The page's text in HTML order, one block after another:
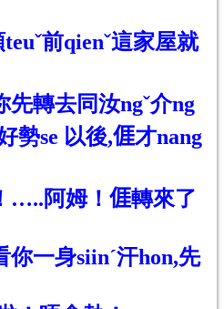
ˇ前qienˇ這家屋就
先轉去同汝ngˇ介ng
勢se 以後,𠊎才nang
…..阿姆！ 𠊎轉來了
一身siinˊ汗hon,先